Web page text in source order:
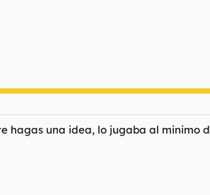
hagas una idea, lo jugaba al minimo